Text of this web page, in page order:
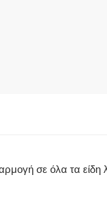
σε όλα τα είδη